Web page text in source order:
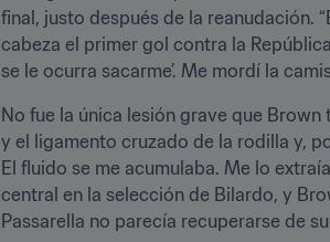
final, justo después de la reanudación.
cabeza el primer gol contra la
se le ocurra sacarme’. Me mordí la
No fue la única lesión grave que
y el ligamento cruzado de la rodilla y,
El fluido se me acumulaba. Me lo
central en la selección de Bilardo, y
Passarella no parecía recuperarse de